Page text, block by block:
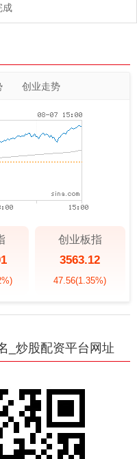
成
创业走势
创业板指
3563.12
47.56(1.35%)
_炒股配资平台网址